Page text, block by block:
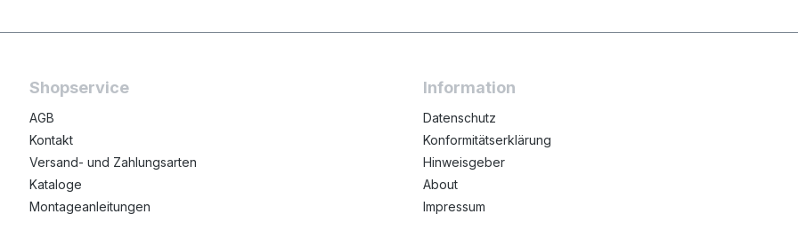
Shopservice
AGB
Kontakt
Versand- und Zahlungsarten
Kataloge
Montageanleitungen
Information
Datenschutz
Konformitätserklärung
Hinweisgeber
About
Impressum